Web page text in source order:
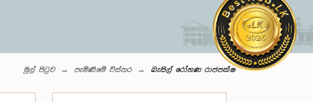
මුල් පිටුව පැමිණීමේ විස්තර බැසිල් රෝහණ රාජපක්ෂ